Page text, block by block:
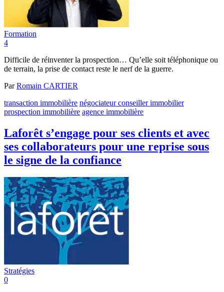
Formation
4
Difficile de réinventer la prospection… Qu’elle soit téléphonique ou
de terrain, la prise de contact reste le nerf de la guerre.
ParRomain CARTIER
transaction immobilière négociateur conseiller immobilier
prospection immobilière agence immobilière
Laforêt s’engage pour ses clients et avec
ses collaborateurs pour une reprise sous
le signe de la confiance
Stratégies
0